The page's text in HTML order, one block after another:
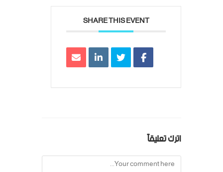
SHARE THIS EVENT
اترك تعليقاً